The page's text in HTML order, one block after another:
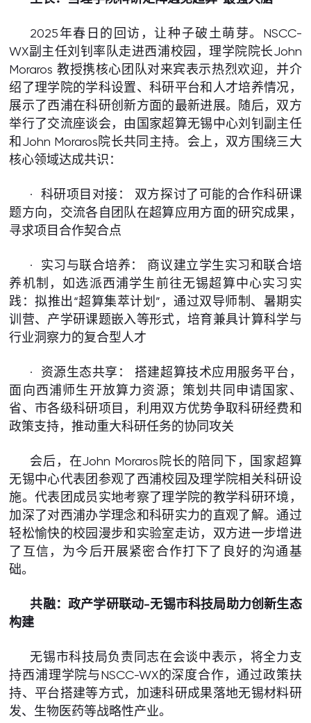
2025年春日的回访，让种子破土萌芽。NSCC-
WX副主任刘钊率队走进西浦校园，理学院院长John
Moraros 教授携核心团队对来宾表示热烈欢迎，并介
绍了理学院的学科设置、科研平台和人才培养情况，
展示了西浦在科研创新方面的最新进展。随后，双方
举行了交流座谈会，由国家超算无锡中心刘钊副主任
和John Moraros院长共同主持。会上，双方围绕三大
核心领域达成共识：
· 科研项目对接： 双方探讨了可能的合作科研课
题方向，交流各自团队在超算应用方面的研究成果，
寻求项目合作契合点
· 实习与联合培养： 商议建立学生实习和联合培
养机制，如选派西浦学生前往无锡超算中心实习实
践：拟推出“超算集萃计划”，通过双导师制、暑期实
训营、产学研课题嵌入等形式，培育兼具计算科学与
行业洞察力的复合型人才
· 资源生态共享： 搭建超算技术应用服务平台，
面向西浦师生开放算力资源；策划共同申请国家、
省、市各级科研项目，利用双方优势争取科研经费和
政策支持，推动重大科研任务的协同攻关
会后，在John Moraros院长的陪同下，国家超算
无锡中心代表团参观了西浦校园及理学院相关科研设
施。代表团成员实地考察了理学院的教学科研环境，
加深了对西浦办学理念和科研实力的直观了解。通过
轻松愉快的校园漫步和实验室走访，双方进一步增进
了互信，为今后开展紧密合作打下了良好的沟通基
础。
共融：政产学研联动-无锡市科技局助力创新生态
构建
无锡市科技局负责同志在会谈中表示，将全力支
持西浦理学院与NSCC-WX的深度合作，通过政策扶
持、平台搭建等方式，加速科研成果落地无锡材料研
发、生物医药等战略性产业。